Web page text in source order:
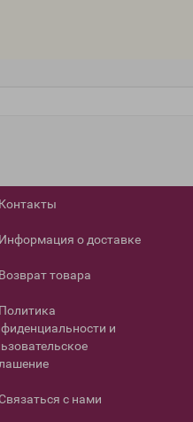
Контакты
Информация о доставке
Возврат товара
Политика
и
с нами